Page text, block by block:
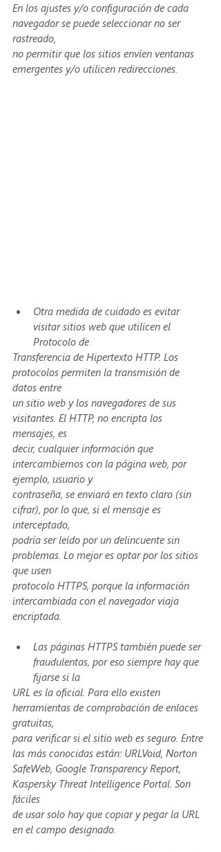
En los ajustes y/o configuración de cada
navegador se puede seleccionar no ser
rastreado,
no permitir que los sitios envíen ventanas
emergentes y/o utilicen redirecciones.
Otra medida de cuidado es evitar
visitar sitios web que utilicen el
Protocolo de
Transferencia de Hipertexto HTTP. Los
protocolos permiten la transmisión de
datos entre
un sitio web y los navegadores de sus
visitantes. El HTTP, no encripta los
mensajes, es
decir, cualquier información que
intercambiemos con la página web, por
ejemplo, usuario y
contraseña, se enviará en texto claro (sin
cifrar), por lo que, si el mensaje es
interceptado,
podría ser leído por un delincuente sin
problemas. Lo mejor es optar por los sitios
que usen
protocolo HTTPS, porque la información
intercambiada con el navegador viaja
encriptada.
Las páginas HTTPS también puede ser
fraudulentas, por eso siempre hay que
fijarse si la
URL es la oficial. Para ello existen
herramientas de comprobación de enlaces
gratuitas,
para verificar si el sitio web es seguro. Entre
las más conocidas están: URLVoid, Norton
SafeWeb, Google Transparency Report,
Kaspersky Threat Intelligence Portal. Son
fáciles
de usar solo hay que copiar y pegar la URL
en el campo designado.